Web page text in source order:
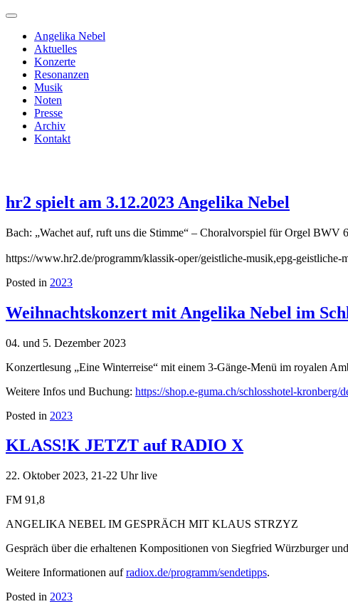
Angelika Nebel
Aktuelles
Konzerte
Resonanzen
Musik
Noten
Presse
Archiv
Kontakt
hr2 spielt am 3.12.2023 Angelika Nebel
Bach: „Wachet auf, ruft uns die Stimme“ – Choralvorspiel für Orgel
https://www.hr2.de/programm/klassik-oper/geistliche-musik,epg-geistliche-
Posted in 2023
Weihnachtskonzert mit Angelika Nebel im
04. und 5. Dezember 2023
Konzertlesung „Eine Winterreise“ mit einem 3-Gänge-Menü im royalen
Weitere Infos und Buchung: https://shop.e-guma.ch/schlosshotel-kronberg/
Posted in 2023
KLASS!K JETZT auf RADIO X
22. Oktober 2023, 21-22 Uhr live
FM 91,8
ANGELIKA NEBEL IM GESPRÄCH MIT KLAUS STRZYZ
Gespräch über die erhaltenen Kompositionen von Siegfried Würzburger
Weitere Informationen aufradiox.de/programm/sendetipps.
Posted in 2023